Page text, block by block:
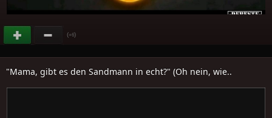
(+6)
"Mama, gibt es den Sandmann in echt?" (Oh nein, wie..